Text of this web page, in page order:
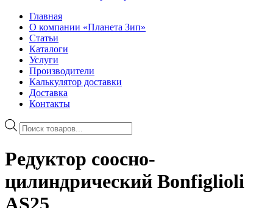
Главная
О компании «Планета Зип»
Статьи
Каталоги
Услуги
Производители
Калькулятор доставки
Доставка
Контакты
Поиск
товаров
Редуктор соосно-
цилиндрический Bonfiglioli